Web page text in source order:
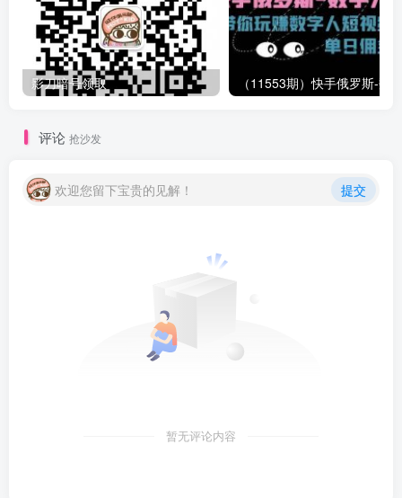
影刀暗号领取
评论 抢沙发
欢迎您留下宝贵的见解！ 提交
暂无评论内容